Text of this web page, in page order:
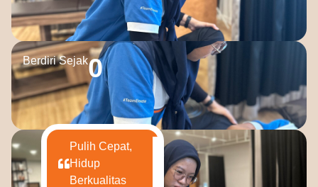
Berdiri Sejak0
Pulih Cepat,
Hidup
Berkualitas